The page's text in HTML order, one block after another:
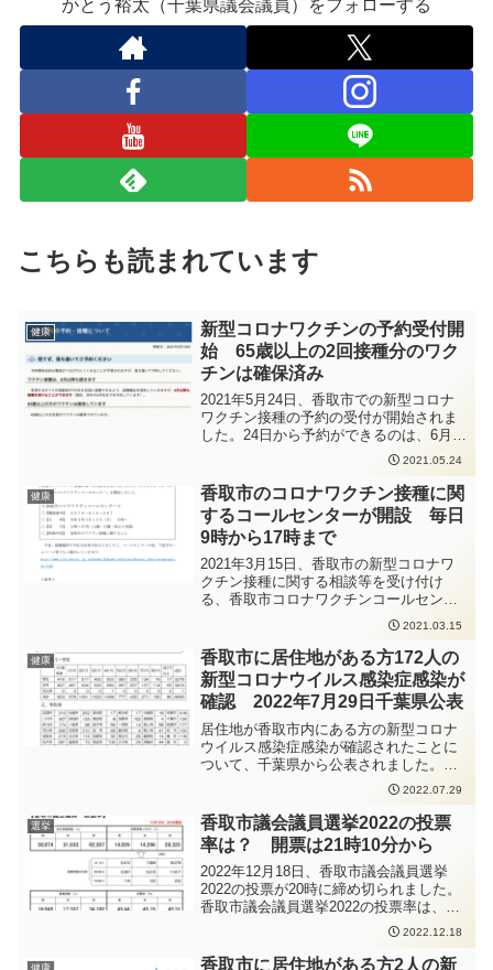
かとう裕太（千葉県議会議員）をフォローする
こちらも読まれています
健康
新型コロナワクチンの予約受付開
始 65歳以上の2回接種分のワク
チンは確保済み
2021年5月24日、香取市での新型コロナ
ワクチン接種の予約の受付が開始されま
した。24日から予約ができるのは、6月1
日から開始予定の病院・診療所での個別
接種の予約になります。佐原中央公民館
での集団接種については、予約が6月10日
から、接種は6月23日から開始が予定され
ています。
2021.05.24
健康
香取市のコロナワクチン接種に関
するコールセンターが開設 毎日
9時から17時まで
2021年3月15日、香取市の新型コロナワ
クチン接種に関する相談等を受け付け
る、香取市コロナワクチンコールセンタ
ーが開設されました。新型コロナワクチ
ンの接種に関しては、かとう裕太も令和3
年3月香取市議会定例会での一般質問や、
総務企画常任委員会での質疑でも取り上
げましたが、現在は接種に向けての準備
を進めている段階となっています。
2021.03.15
健康
香取市に居住地がある方172人の
新型コロナウイルス感染症感染が
確認 2022年7月29日千葉県公表
居住地が香取市内にある方の新型コロナ
ウイルス感染症感染が確認されたことに
ついて、千葉県から公表されました。新
型コロナウイルス感染症の感染拡大防止
のため、手洗いの徹底、人と人との距離
をできるだけ2m以上（最低1m以上）取
ること、会話をするときはマスクを着用
すること、密集・密接・密閉を避けるこ
となどの感染症対策をしっかりと行って
いただくよう、お願いいたします。
2022.07.29
選挙
香取市議会議員選挙2022の投票
率は？ 開票は21時10分から
2022年12月18日、香取市議会議員選挙
2022の投票が20時に締め切られました。
香取市議会議員選挙2022の投票率は、
45.31%となりました。前回4年前の香取
市議会議員選挙2018の投票率は52.72％で
したので、前回よりも7.41％低下しまし
2022.12.18
香取市に居住地がある方2人の新